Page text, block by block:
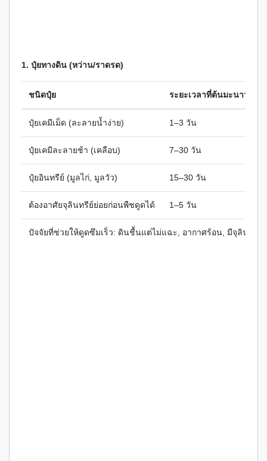
1. ปุ๋ยทางดิน (หว่าน/ราดรด)
ชนิดปุ๋ย ระยะเวลาที่ต้นมะนาวเริ่ม
ปุ๋ยเคมีเม็ด (ละลายน้ำง่าย) 1–3 วัน
ปุ๋ยเคมีละลายช้า (เคลือบ) 7–30 วัน
ปุ๋ยอินทรีย์ (มูลไก่, มูลวัว) 15–30 วัน
ต้องอาศัยจุลินทรีย์ย่อยก่อนพืชดูดได้ 1–5 วัน
ปัจจัยที่ช่วยให้ดูดซึมเร็ว: ดินชื้นแต่ไม่แฉะ, อากาศร้อน, มีจุลินทรีย์